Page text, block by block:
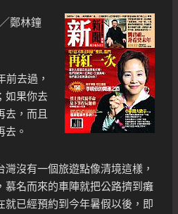
鄭林鐘
前去過，
如果你去
去，而且
去。
沒有一個旅遊點像清境這樣，
慕名而來的車陣就把公路擠到癱
就已經預約到今年暑假以後，即